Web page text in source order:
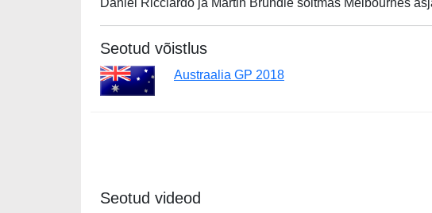
Seotud võistlus
Austraalia GP 2018
Seotud videod